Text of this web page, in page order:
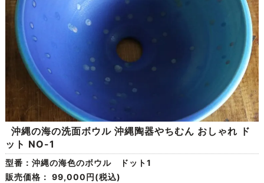
沖縄の海の洗面ボウル 沖縄陶器やちむん おしゃれ ド
ット NO-1
型番：沖縄の海色のボウル ドット1
販売価格： 99,000円(税込)